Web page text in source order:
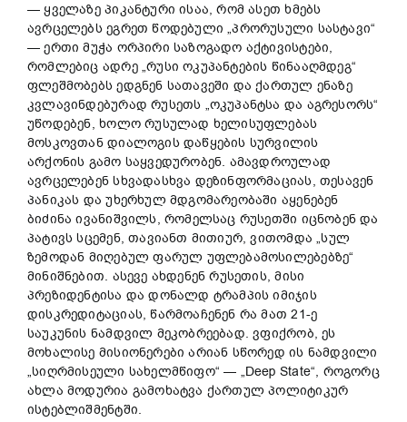
— ყველაზე პიკანტური ისაა, რომ ასეთ ხმებს
ავრცელებს ეგრეთ წოდებული „პრორუსული სასტავი“
— ერთი მუჭა ორპირი საზოგადო აქტივისტები,
რომლებიც ადრე „რუსი ოკუპანტების წინააღმდეგ“
ფლეშმობებს ედგნენ სათავეში და ქართულ ენაზე
კვლავინდებურად რუსეთს „ოკუპანტსა და აგრესორს“
უწოდებენ, ხოლო რუსულად ხელისუფლებას
მოსკოვთან დიალოგის დაწყების სურვილის
არქონის გამო საყვედურობენ. ამავდროულად
ავრცელებენ სხვადასხვა დეზინფორმაციას, თესავენ
პანიკას და უხერხულ მდგომარეობაში აყენებენ
ბიძინა ივანიშვილს, რომელსაც რუსეთში იცნობენ და
პატივს სცემენ, თავიანთ მითიურ, ვითომდა „სულ
ზემოდან მიღებულ ფარულ უფლებამოსილებებზე“
მინიშნებით. ასევე ახდენენ რუსეთის, მისი
პრეზიდენტისა და დონალდ ტრამპის იმიჯის
დისკრედიტაციას, წარმოაჩენენ რა მათ 21-ე
საუკუნის ნამდვილ მეკობრეებად. ვფიქრობ, ეს
მოხალისე მისიონერები არიან სწორედ ის ნამდვილი
„სიღრმისეული სახელმწიფო“ — „Deep State“, როგორც
ახლა მოდურია გამოხატვა ქართულ პოლიტიკურ
ისტებლიშმენტში.